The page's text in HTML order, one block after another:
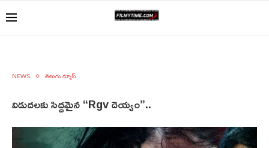
NEWS తెలుగు న్యూస్
విడుదలకు సిద్దమైన “Rgv దెయ్యం”..